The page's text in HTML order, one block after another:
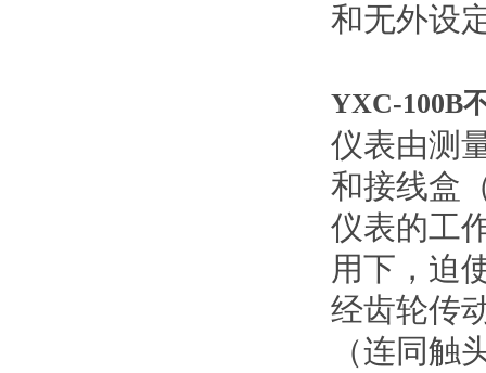
和无外设
YXC-100B
仪表由测
和接线盒
仪表的工
用下，迫
经齿轮传
（连同